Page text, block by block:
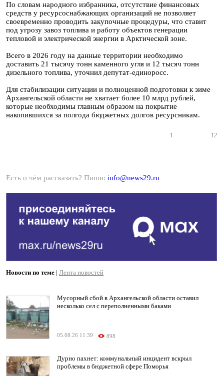
По словам народного избранника, отсутствие финансовых
средств у ресурсоснабжающих организаций не позволяет
своевременно проводить закупочные процедуры, что ставит
под угрозу завоз топлива и работу объектов генерации
тепловой и электрической энергии в Арктической зоне.
Всего в 2026 году на данные территории необходимо
доставить 21 тысячу тонн каменного угля и 12 тысяч тонн
дизельного топлива, уточнил депутат-единоросс.
Для стабилизации ситуации и полноценной подготовки к зиме
Архангельской области не хватает более 10 млрд рублей,
которые необходимы главным образом на покрытие
накопившихся за полгода бюджетных долгов ресурсникам.
1 12
Есть о чём рассказать? Пиши: info@news29.ru
Новости по теме | Лента новостей
Мусорный сбой в Архангельской области оставил
несколько сел с переполненными баками
05.08.26 11:39 898
Дурно пахнет: коммунальный инцидент вскрыл
проблемы в бюджетной сфере Поморья